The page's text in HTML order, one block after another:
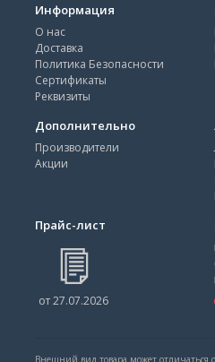
Информация
О нас
Доставка
Политика Безопасности
Сертификаты
Реквизиты
Дополнительно
Производители
Акции
Прайс-лист
от 27.07.2026
Внешний вид товара может отличаться